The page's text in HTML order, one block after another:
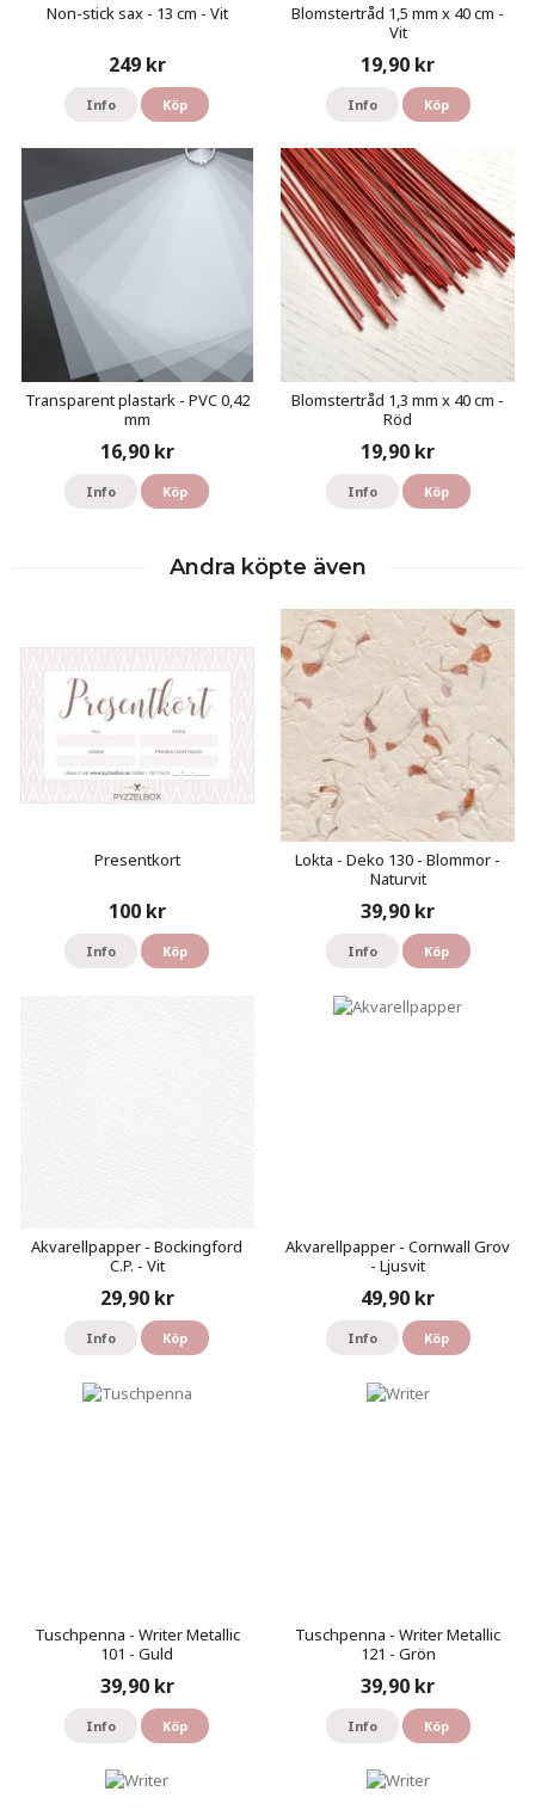
Non-stick sax - 13 cm - Vit
249 kr
Info Köp
Blomstertråd 1,5 mm x 40 cm -
Vit
19,90 kr
Info Köp
Transparent plastark - PVC 0,42
mm
16,90 kr
Info Köp
Blomstertråd 1,3 mm x 40 cm -
Röd
19,90 kr
Info Köp
Andra köpte även
Presentkort
100 kr
Info Köp
Lokta - Deko 130 - Blommor -
Naturvit
39,90 kr
Info Köp
Akvarellpapper - Bockingford
C.P. - Vit
29,90 kr
Info Köp
Akvarellpapper - Cornwall Grov
- Ljusvit
49,90 kr
Info Köp
Tuschpenna - Writer Metallic
101 - Guld
39,90 kr
Info Köp
Tuschpenna - Writer Metallic
121 - Grön
39,90 kr
Info Köp